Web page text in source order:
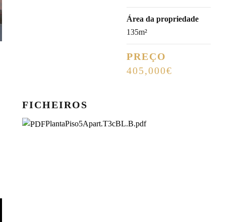
Área da propriedade
135m²
PREÇO
405,000€
FICHEIROS
PlantaPiso5Apart.T3cBL.B.pdf